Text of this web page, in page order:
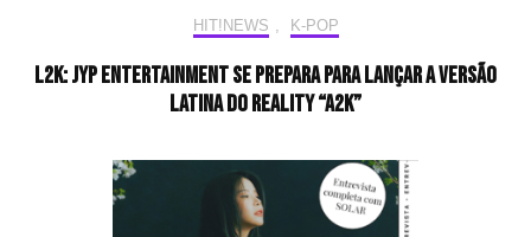
HIT!NEWS K-POP
L2K: JYP Entertainment se prepara para lançar a versão
latina do reality “A2K”